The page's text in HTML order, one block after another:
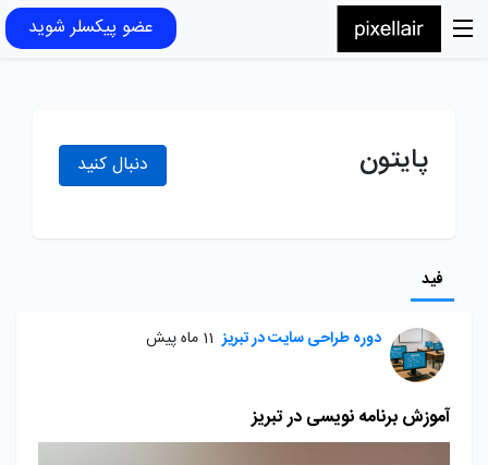
عضو پیکسلر شوید
پایتون دنبال کنید
فید
دوره طراحی سایت در تبریز 11 ماه پیش
آموزش برنامه نویسی در تبریز